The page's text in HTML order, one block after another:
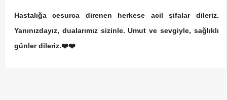
Hastalığa cesurca direnen herkese acil şifalar dileriz.
Yanınızdayız, dualarımız sizinle. Umut ve sevgiyle, sağlıklı
günler dileriz.❤️❤️